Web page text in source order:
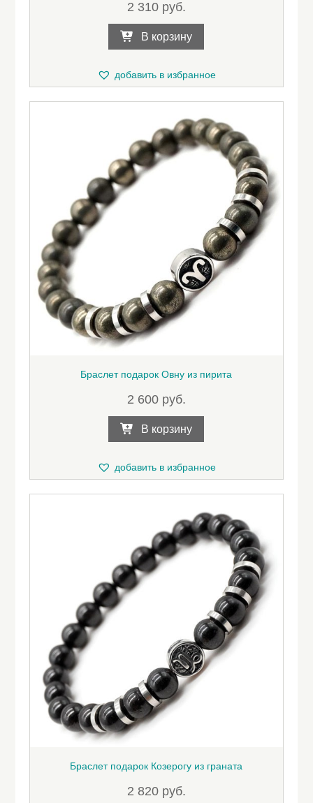
2 310 руб.
В корзину
добавить в избранное
Браслет подарок Овну из пирита
2 600 руб.
В корзину
добавить в избранное
Браслет подарок Козерогу из граната
2 820 руб.